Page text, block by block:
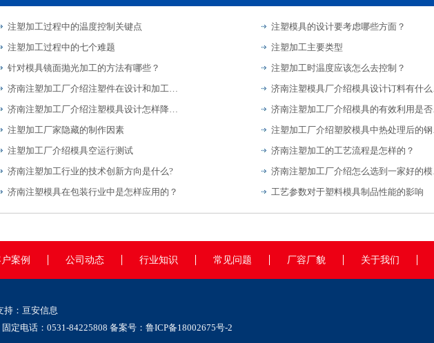
注塑加工过程中的温度控制关键点
注塑模具的设计要考虑哪些方面？
注塑加工过程中的七个难题
注塑加工主要类型
针对模具镜面抛光加工的方法有哪些？
注塑加工时温度应该怎么去控制？
济南注塑加工厂介绍注塑件在设计和加工过程中的注意事项
济
济南注塑加工厂介绍注塑模具设计怎样降低停机做好检修？
济南
注塑加工厂家隐藏的制作因素
注塑
注塑加工厂介绍模具空运行测试
济南注塑加工的工艺流程是怎样的？
济南注塑加工行业的技术创新方向是什么?
济南
济南注塑模具在包装行业中是怎样应用的？
工艺参数对于塑料模具制品性能的影响
案例 公司动态 行业知识 常见问题 厂容厂貌 关于我们
： 亘安信息
定电话：0531-84225808 备案号： 鲁ICP备18002675号-2